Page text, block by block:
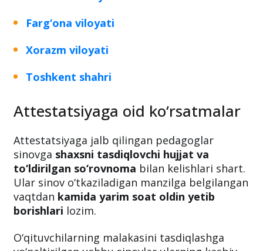
Farg‘ona viloyati
Xorazm viloyati
Toshkent shahri
Attestatsiyaga oid ko‘rsatmalar
Attestatsiyaga jalb qilingan pedagoglar
sinovga shaxsni tasdiqlovchi hujjat va
to‘ldirilgan so‘rovnoma bilan kelishlari shart.
Ular sinov o‘tkaziladigan manzilga belgilangan
vaqtdan kamida yarim soat oldin yetib
borishlari lozim.
O‘qituvchilarning malakasini tasdiqlashga